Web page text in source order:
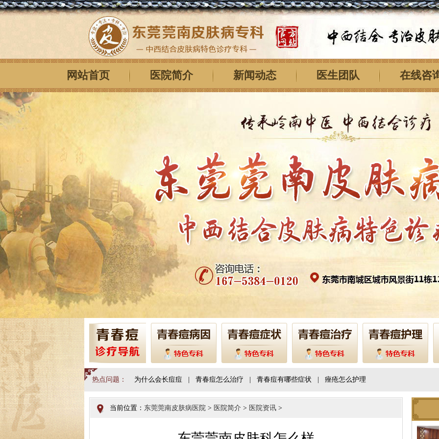
网站首页 医院简介 新闻动态 医生团队 在线咨
热点问题： 为什么会长痘痘 青春痘怎么治疗 青春痘有哪些症状 痤疮怎么护理
当前位置： 东莞莞南皮肤病医院 > 医院简介 > 医院资讯 >